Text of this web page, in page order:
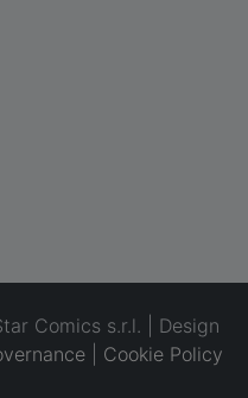
Comics s.r.l. | Design
Cookie Policy